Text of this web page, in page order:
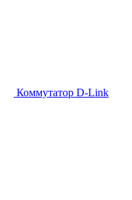
Коммутатор D-Link